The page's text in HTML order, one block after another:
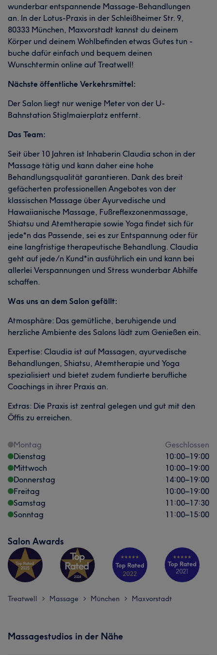
wunderbar entspannende Massage-Behandlungen
an. In der Lotus-Praxis in der Schleißheimer Str. 9,
80333 München, Maxvorstadt kannst du deinem
Körper und deinem Wohlbefinden etwas Gutes tun -
buche dafür einfach und bequem deinen
Wunschtermin online auf Treatwell!
Nächste öffentliche Verkehrsmittel:
Der Salon liegt nur wenige Meter von der U-
Bahnstation Stiglmaierplatz entfernt.
Das Team:
Seit über 10 Jahren ist Inhaberin Claudia schon in der
Massage tätig und kann daher eine hohe
Behandlungsqualität garantieren. Dank des breit
gefächerten professionellen Angebotes von der
klassischen Massage über Ayurvedische und
Hawaiianische Massage, Fußreflexzonenmassage,
Shiatsu und Atemtherapie sowie Yoga findet sich für
jede*n das Passende, sei es zur Entspannung oder für
eine langfristige therapeutische Behandlung. Claudia
geht auf jede/n Kund*in ausführlich ein und kann bei
allerlei Verspannungen und Stress wunderbar Abhilfe
schaffen.
Was uns an dem Salon gefällt:
Atmosphäre: Das gemütliche, beruhigende und
herzliche Ambiente des Salons lädt zum Genießen ein.
Expertise: Claudia ist auf Massagen, ayurvedische
Behandlungen, Shiatsu, Atemtherapie und Yoga
spezialisiert und bietet zudem fundierte berufliche
Coachings in ihrer Praxis an.
Extras: Die Praxis ist zentral gelegen und gut mit den
Öffis zu erreichen.
Montag
Geschlossen
Dienstag
10:00–19:00
Mittwoch
10:00–19:00
Donnerstag
14:00–19:00
Freitag
10:00–19:00
Samstag
11:00–17:30
Sonntag
11:00–15:00
Salon Awards
Treatwell > Massage > München > Maxvorstadt
Massagestudios in der Nähe